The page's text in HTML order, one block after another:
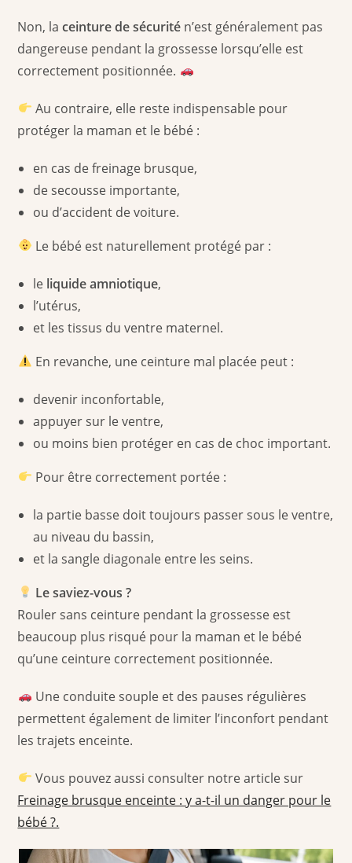
Non, laceinture de sécurité n’est généralement pas
dangereuse pendant la grossesse lorsqu’elle est
correctement positionnée.
Au contraire, elle reste indispensable pour
protéger la maman et le bébé :
en cas de freinage brusque,
de secousse importante,
ou d’accident de voiture.
Le bébé est naturellement protégé par :
le liquide amniotique,
l’utérus,
et les tissus du ventre maternel.
En revanche, une ceinture mal placée peut :
devenir inconfortable,
appuyer sur le ventre,
ou moins bien protéger en cas de choc important.
Pour être correctement portée :
la partie basse doit toujours passer sous le ventre,
au niveau du bassin,
et la sangle diagonale entre les seins.
Le saviez-vous ?
Rouler sans ceinture pendant la grossesse est
beaucoup plus risqué pour la maman et le bébé
qu’une ceinture correctement positionnée.
Une conduite souple et des pauses régulières
permettent également de limiter l’inconfort pendant
les trajets enceinte.
Vous pouvez aussi consulter notre article sur
Freinage brusque enceinte : y a-t-il un danger pour le
bébé ?.